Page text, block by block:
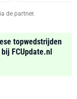
de partner.
topwedstrijden
FCUpdate.nl